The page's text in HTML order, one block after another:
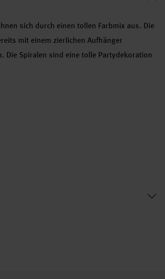
sich durch einen tollen Farbmix aus. Die
mit einem zierlichen Aufhänger
Die Spiralen sind eine tolle Partydekoration